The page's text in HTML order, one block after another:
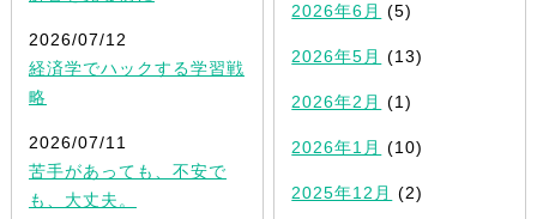
2026/07/12
経済学でハックする学習戦
略
2026/07/11
苦手があっても、不安で
も、大丈夫。
2026年6月 (5)
2026年5月 (13)
2026年2月 (1)
2026年1月 (10)
2025年12月 (2)